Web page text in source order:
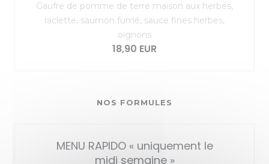
Gaufre de pomme de terre maison aux herbes,
raclette, saumon fumé, sauce fines herbes,
oignons
18,90 EUR
NOS FORMULES
MENU RAPIDO « uniquement le
midi semaine »